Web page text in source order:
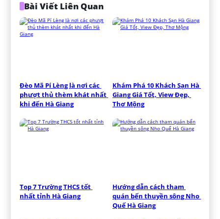
Bài Viết Liên Quan
Đèo Mã Pí Lèng là nơi các
phượt thủ thèm khát nhất
khi đến Hà Giang
Khám Phá 10 Khách Sạn Hà
Giang Giá Tốt, View Đẹp,
Thơ Mộng
Top 7 Trường THCS tốt
nhất tỉnh Hà Giang
Hướng dẫn cách tham
quán bến thuyền sông Nho
Quế Hà Giang